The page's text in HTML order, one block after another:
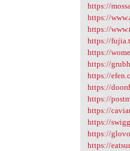
https://
https://
https://
https://
https://
https://
https://
https://
https://
https://
https://
https://
https://